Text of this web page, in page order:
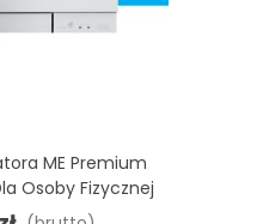
ME Premium
Osoby Fizycznej